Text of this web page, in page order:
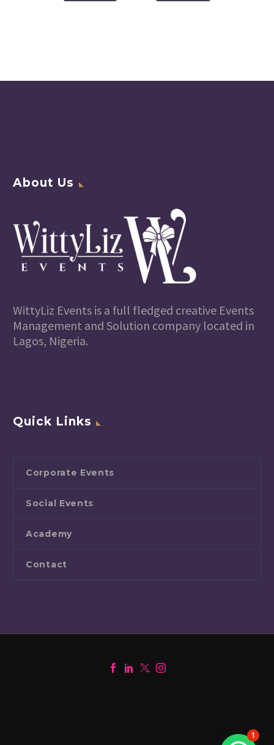
About Us
WittyLiz Events is a full fledged creative Events
Management and Solution company located in
Lagos, Nigeria.
Quick Links
Corporate Events
Social Events
Academy
Contact
1